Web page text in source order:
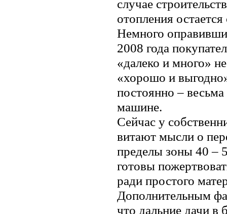
случае
отопления
Немного
2008 года
«далеко и много»
«хорошо и
постоянно –
машине.
Сейчас у
витают мысли о
пределы зоны 40 –
готовы
ради простого
Дополнительным
что дальние дачи в